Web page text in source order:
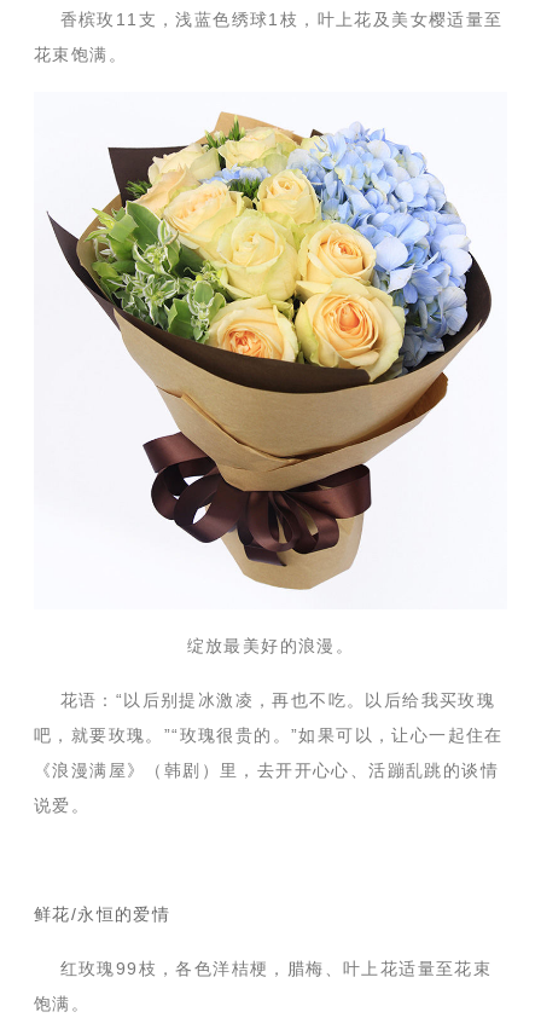
香槟玫11支，浅蓝色绣球1枝，叶上花及美女樱适量至
花束饱满。
绽放最美好的浪漫。
花语：“以后别提冰激凌，再也不吃。以后给我买玫瑰
吧，就要玫瑰。”“玫瑰很贵的。”如果可以，让心一起住在
《浪漫满屋》（韩剧）里，去开开心心、活蹦乱跳的谈情
说爱。
鲜花/永恒的爱情
红玫瑰99枝，各色洋桔梗，腊梅、叶上花适量至花束
饱满。